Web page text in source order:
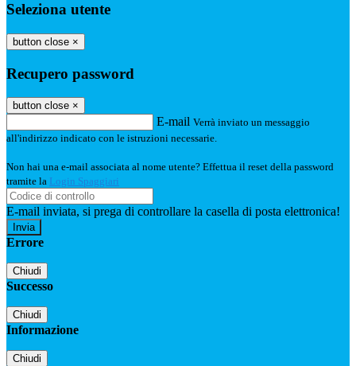
Seleziona utente
button close ×
Recupero password
button close ×
E-mail Verrà inviato un messaggio
all'indirizzo indicato con le istruzioni necessarie.
Non hai una e-mail associata al nome utente? Effettua il reset della password
tramite la Login Spaggiari
E-mail inviata, si prega di controllare la casella di posta elettronica!
Errore
Chiudi
Successo
Chiudi
Informazione
Chiudi